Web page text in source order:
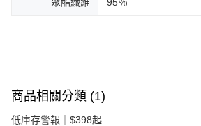
商品相關分類 (1)
低庫存警報｜$398起